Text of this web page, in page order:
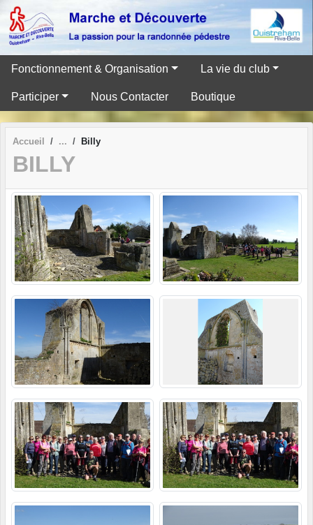
Fonctionnement & Organisation La vie du club
Participer Nous Contacter Boutique
Accueil Billy
BILLY
Panneau de gestion des cookies